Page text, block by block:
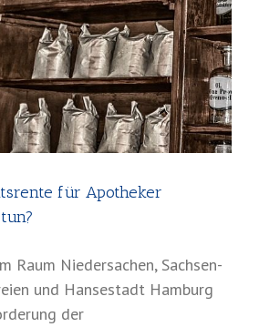
für Apotheker
Raum Niedersachen, Sachsen-
und Hansestadt Hamburg
der